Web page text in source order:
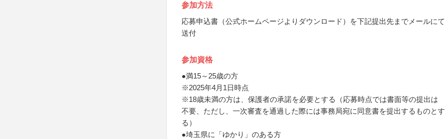
参加方法
応募申込書（公式ホームページよりダウンロード）を下記提出先までメールにて
送付
参加資格
●満15～25歳の方
※2025年4月1日時点
※18歳未満の方は、保護者の承諾を必要とする（応募時点では書面等の提出は
不要、ただし、一次審査を通過した際には事務局宛に同意書を提出するものとす
る）
●埼玉県に「ゆかり」のある方